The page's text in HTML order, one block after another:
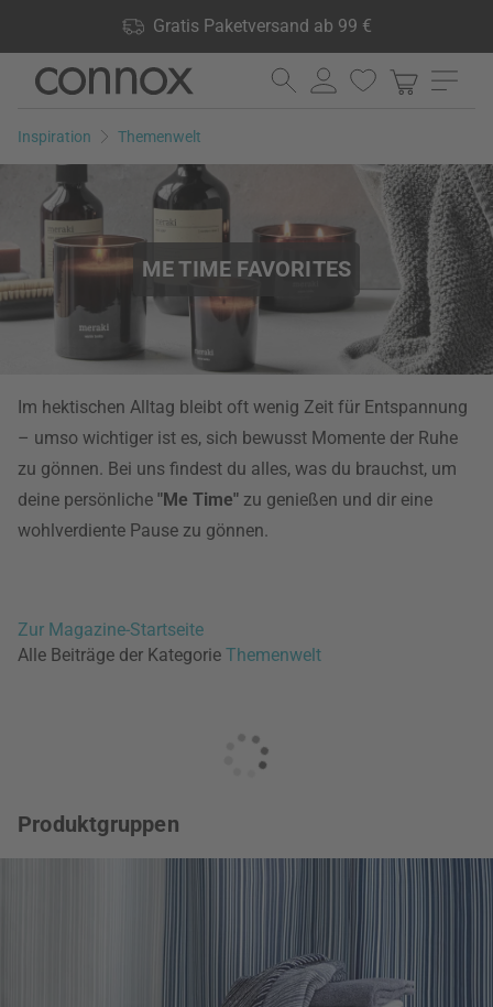
Gratis Paketversand ab 99 €
lagernd, 60 Tage Rückgaberecht
Direkt
Seiteninhalt
Direkt
Suchfeld
Inspiration Themenwelt
ME TIME FAVORITES
Im hektischen Alltag bleibt oft wenig Zeit für Entspannung
– umso wichtiger ist es, sich bewusst Momente der Ruhe
zu gönnen. Bei uns findest du alles, was du brauchst, um
deine persönliche "Me Time" zu genießen und dir eine
wohlverdiente Pause zu gönnen.
Zur Magazine-Startseite
Alle Beiträge der Kategorie Themenwelt
Produktgruppen